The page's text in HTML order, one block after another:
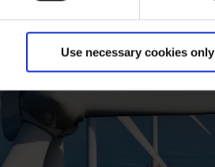
Use necessary cookies only